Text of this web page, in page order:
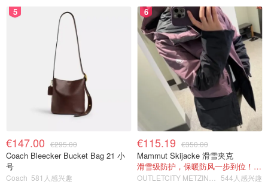
5
€147.00 €295.00
Coach Bleecker Bucket Bag 21 小
号
Coach 581人感兴趣
6
€115.19 €350.00
Mammut Skijacke 滑雪夹克
滑雪级防护，保暖防风一步到位！仅剩s！
544人感兴趣